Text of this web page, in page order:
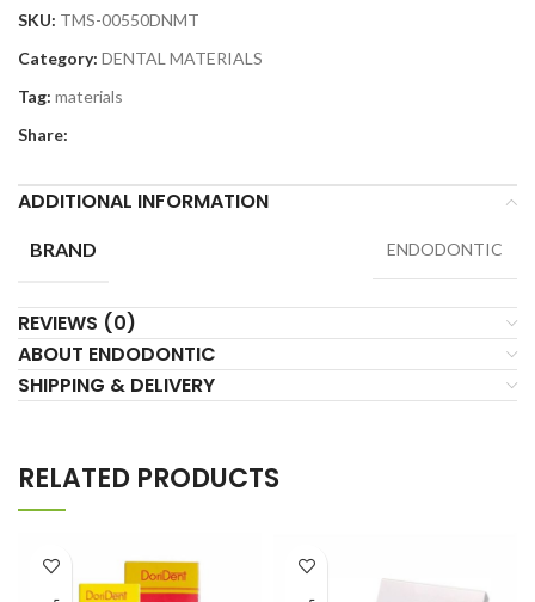
SKU: TMS-00550DNMT
Category: DENTAL MATERIALS
Tag: materials
Share:
ADDITIONAL INFORMATION
BRAND ENDODONTIC
REVIEWS (0)
ABOUT ENDODONTIC
SHIPPING & DELIVERY
RELATED PRODUCTS